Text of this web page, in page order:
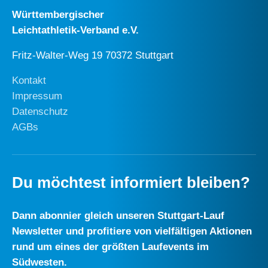
Württembergischer
Leichtathletik-Verband e.V.
Fritz-Walter-Weg 19 70372 Stuttgart
Kontakt
Impressum
Datenschutz
AGBs
Du möchtest informiert bleiben?
Dann abonnier gleich unseren Stuttgart-Lauf
Newsletter und profitiere von vielfältigen Aktionen
rund um eines der größten Laufevents im
Südwesten.